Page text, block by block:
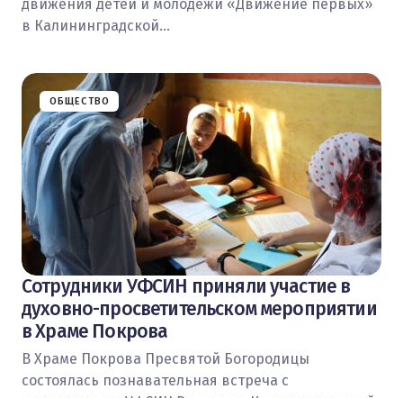
движения детей и молодежи «Движение первых»
в Калининградской…
ОБЩЕСТВО
Сотрудники УФСИН приняли участие в
духовно-просветительском мероприятии
в Храме Покрова
В Храме Покрова Пресвятой Богородицы
состоялась познавательная встреча с